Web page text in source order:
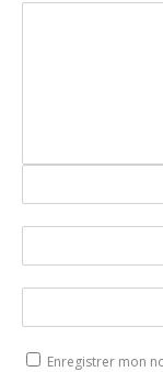
Enregistrer mon